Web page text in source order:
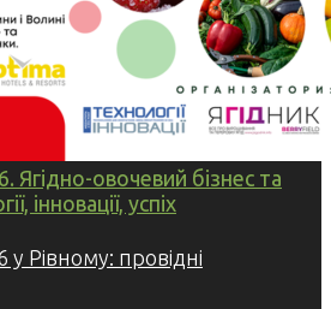
Ягідно-овочевий бізнес та
інновації, успіх
Рівному: провідні